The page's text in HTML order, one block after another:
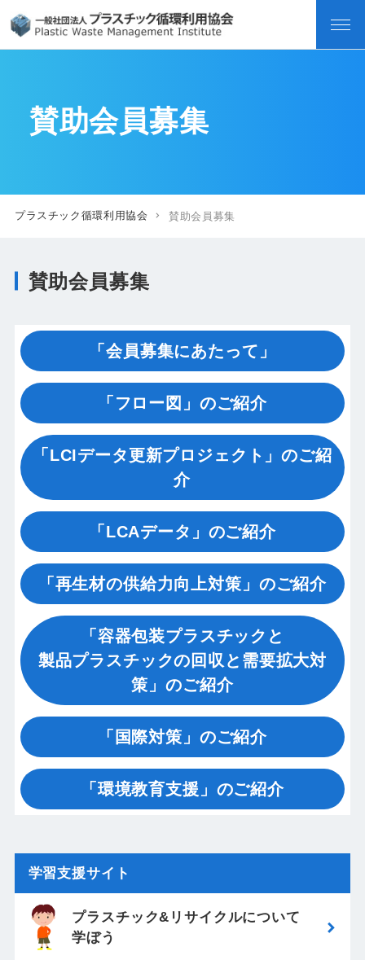
賛助会員募集
プラスチック循環利用協会 賛助会員募集
賛助会員募集
「会員募集にあたって」
「フロー図」のご紹介
「LCIデータ更新プロジェクト」のご紹
介
「LCAデータ」のご紹介
「再生材の供給力向上対策」のご紹介
「容器包装プラスチックと
製品プラスチックの回収と需要拡大対
策」のご紹介
「国際対策」のご紹介
「環境教育支援」のご紹介
学習支援サイト
プラスチック&リサイクルについて
学ぼう